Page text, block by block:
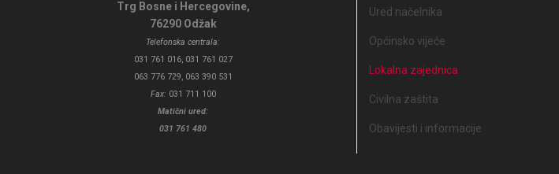
Trg Bosne i Hercegovine,
76290 Odžak
Telefonska centrala:
031 761 016, 031 761 027
063 776 729, 063 390 531
Fax: 031 711 100
Matični ured:
031 761 480
Ured načelnika
Općinsko vijeće
Lokalna zajednica
Civilna zaštita
Obavijesti i informacije